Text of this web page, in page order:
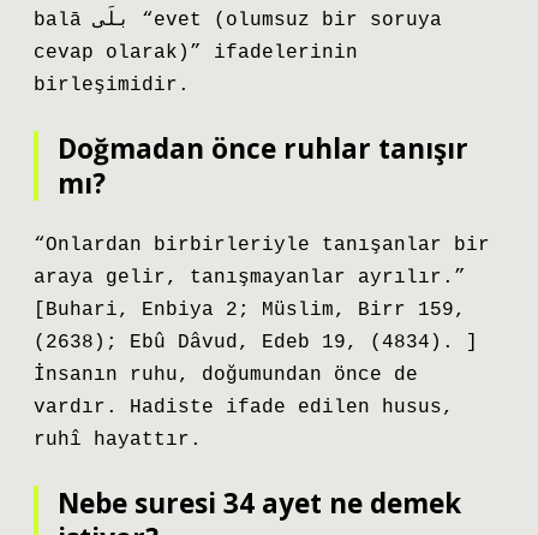
balā بلَى “evet (olumsuz bir soruya
cevap olarak)” ifadelerinin
birleşimidir.
Doğmadan önce ruhlar tanışır
mı?
“Onlardan birbirleriyle tanışanlar bir
araya gelir, tanışmayanlar ayrılır.”
[Buhari, Enbiya 2; Müslim, Birr 159,
(2638); Ebû Dâvud, Edeb 19, (4834). ]
İnsanın ruhu, doğumundan önce de
vardır. Hadiste ifade edilen husus,
ruhî hayattır.
Nebe suresi 34 ayet ne demek